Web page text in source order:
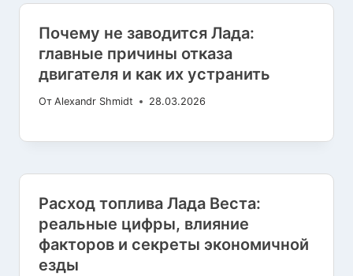
Почему не заводится Лада:
главные причины отказа
двигателя и как их устранить
От Alexandr Shmidt 28.03.2026
Расход топлива Лада Веста:
реальные цифры, влияние
факторов и секреты экономичной
езды